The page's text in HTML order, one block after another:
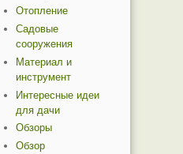
Отопление
Садовые
сооружения
Материал и
инструмент
Интересные идеи
для дачи
Обзоры
Обзор